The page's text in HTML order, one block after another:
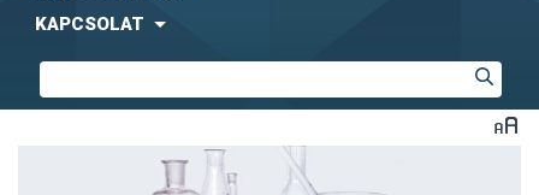
KAPCSOLAT